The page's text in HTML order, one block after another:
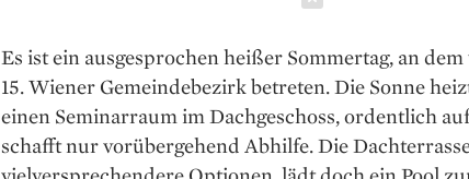
Es ist ein ausgesprochen heißer Sommertag, an
15. Wiener Gemeinde­bezirk betreten. Die Sonne
einen Seminarraum im Dachgeschoss, ordentlich
schafft nur ­vorübergehend Abhilfe. Die